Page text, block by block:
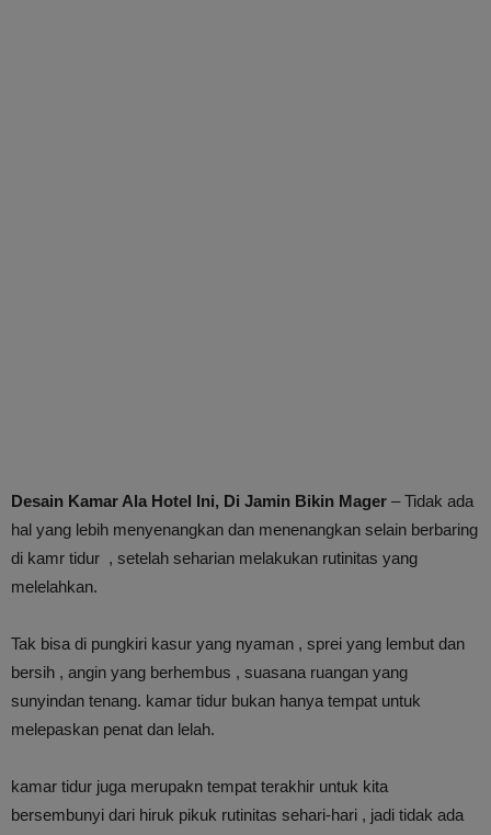
Desain Kamar Ala Hotel Ini, Di Jamin Bikin Mager – Tidak ada
hal yang lebih menyenangkan dan menenangkan selain berbaring
di kamr tidur , setelah seharian melakukan rutinitas yang
melelahkan.
Tak bisa di pungkiri kasur yang nyaman , sprei yang lembut dan
bersih , angin yang berhembus , suasana ruangan yang
sunyindan tenang. kamar tidur bukan hanya tempat untuk
melepaskan penat dan lelah.
kamar tidur juga merupakn tempat terakhir untuk kita
bersembunyi dari hiruk pikuk rutinitas sehari-hari , jadi tidak ada